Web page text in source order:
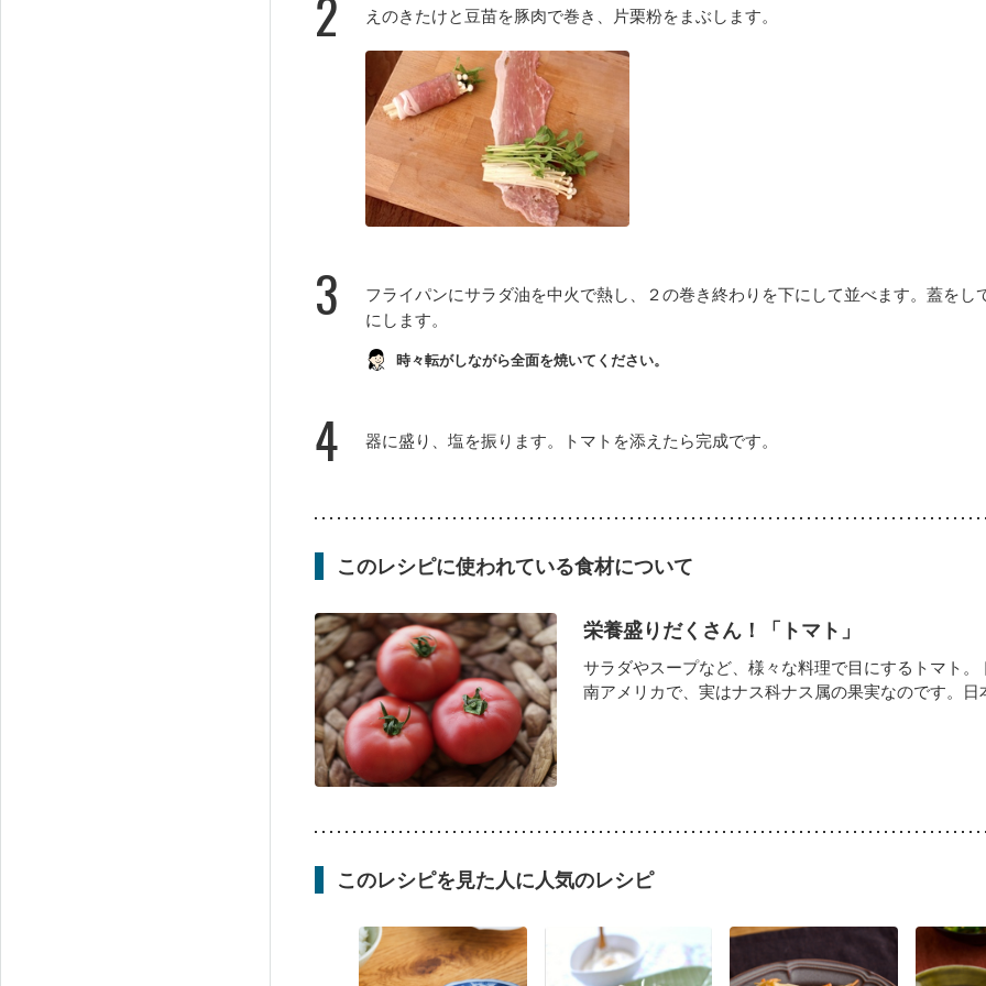
2 えのきたけと豆苗を豚肉で巻き、片栗粉をまぶします。
3
フライパンにサラダ油を中火で熱し、２の巻き終わりを下にして並べます。蓋をし
にします。
時々転がしながら全面を焼いてください。
4 器に盛り、塩を振ります。トマトを添えたら完成です。
このレシピに使われている食材について
栄養盛りだくさん！「トマト」
サラダやスープなど、様々な料理で目にするトマト。
南アメリカで、実はナス科ナス属の果実なのです。日
このレシピを見た人に人気のレシピ